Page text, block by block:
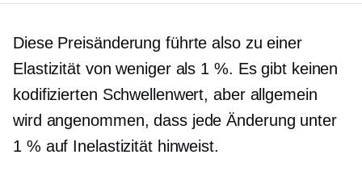
Diese Preisänderung führte also zu einer
Elastizität von weniger als 1 %. Es gibt keinen
kodifizierten Schwellenwert, aber allgemein
wird angenommen, dass jede Änderung unter
1 % auf Inelastizität hinweist.